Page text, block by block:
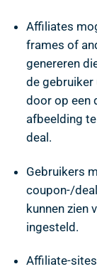
Affiliates
frames of
genereren
de
door op een
afbeelding
deal.
Gebruikers
coupon-/
kunnen zien
ingesteld.
Affiliate-